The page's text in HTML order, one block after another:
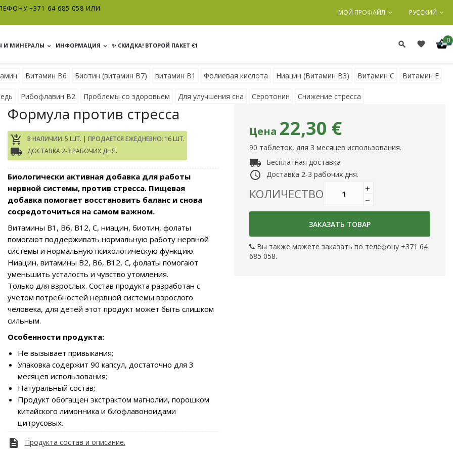
+371 64 685 058 ИЛИ МОЙ ПРОФАЙЛ РУССКИЙ
И МИНЕРАЛЫ ИНФОРМАЦИЯ ✨ СКИДКА! ВТОРОЙ ПАКЕТ €1
0
Витамин В6 Биотин (витамин B7) витамин В1 Фолиевая кислота Ниацин (Витамин B3) Витамин C Витамин Е
Рибофлавин B2 Проблемы со здоровьем Для улучшения сна Серотонин Снижение стресса
Формула против стресса
add_shopping_cart В НАЛИЧИИ:5 ШТ. | ПРОДАЕТСЯ ЕЖЕДНЕВНО: 16 ШТ.
local_shipping ДОСТАВКА 2-3 РАБОЧИХ ДНЯ.
Биологически активная добавка для работы
нервной системы, против стресса. Пищевая
добавка помогает восстановить баланс и снова
сосредоточиться на самом важном.
Витамины B1, B6, B12, C, ниацин, биотин, фолаты
помогают поддерживать нормальную работу нервной
системы и нормальную психологическую функцию.
Ниацин, витамины B2, B6, B12, C, фолаты помогают
уменьшить усталость и чувство утомления.
Только для взрослых. Состав продукта разработан с
учетом потребностей нервной системы взрослого
человека, для детей этот продукт может быть слишком
сильным.
Особенности продукта:
Не вызывает привыкания;
Упаковка содержит 90 капсул, достаточно для 3
месяцев использования;
Натуральный состав;
Продукт обогащен экстрактом магнолии, порошком
китайского лимонника и биофлавоноидами
цитрусовых.
description Продукта cостав и описание.
Цена 22,30 €
90 таблеток, для 3 месяцев использования.
local_shipping Бесплатная доставка
access_time Доставка 2-3 рабочих дня.
КОЛИЧЕСТВО
ЗАКАЗАТЬ ТОВАР
Вы также можете заказать по телефону +371 64
685 058.